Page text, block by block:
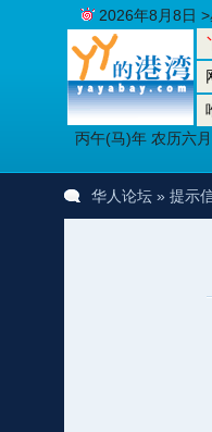
丙午(马)年 农历六
2026年8月8日
华人论坛» 提示